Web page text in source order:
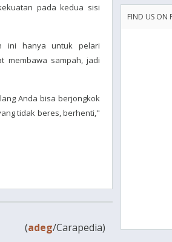
pada kedua sisi
ini hanya untuk pelari
membawa sampah, jadi
Anda bisa berjongkok
tidak beres, berhenti,"
(adeg/Carapedia)
FIND US ON